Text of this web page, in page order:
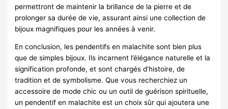
permettront de maintenir la brillance de la pierre et de
prolonger sa durée de vie, assurant ainsi une collection de
bijoux magnifiques pour les années à venir.
En conclusion, les pendentifs en malachite sont bien plus
que de simples bijoux. Ils incarnent l’élégance naturelle et la
signification profonde, et sont chargés d’histoire, de
tradition et de symbolisme. Que vous recherchiez un
accessoire de mode chic ou un outil de guérison spirituelle,
un pendentif en malachite est un choix sûr qui ajoutera une